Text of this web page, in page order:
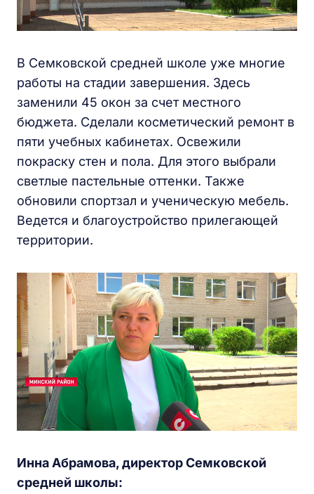
В Семковской средней школе уже многие
работы на стадии завершения. Здесь
заменили 45 окон за счет местного
бюджета. Сделали косметический ремонт в
пяти учебных кабинетах. Освежили
покраску стен и пола. Для этого выбрали
светлые пастельные оттенки. Также
обновили спортзал и ученическую мебель.
Ведется и благоустройство прилегающей
территории.
Инна Абрамова, директор Семковской
средней школы: